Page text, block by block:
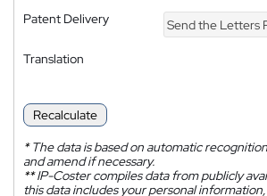
Patent Delivery Send the Letters
Translation
Recalculate
*The data is based on automatic
and amend if necessary.
**IP-Coster compiles data from publicly
this data includes your personal